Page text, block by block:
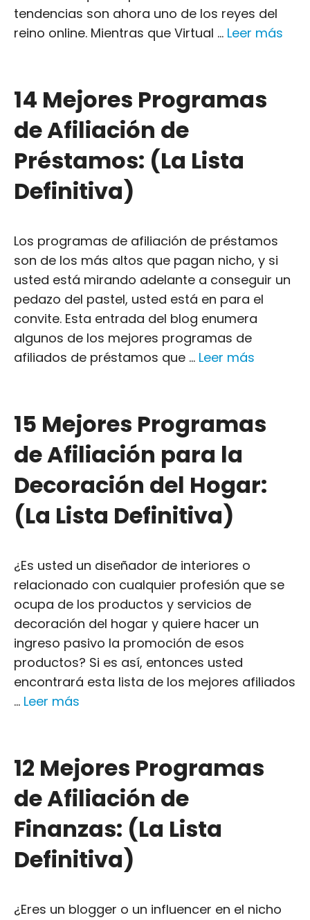
tendencias son ahora uno de los reyes del
reino online. Mientras que Virtual ... Leer más
14 Mejores Programas
de Afiliación de
Préstamos: (La Lista
Definitiva)
Los programas de afiliación de préstamos
son de los más altos que pagan nicho, y si
usted está mirando adelante a conseguir un
pedazo del pastel, usted está en para el
convite. Esta entrada del blog enumera
algunos de los mejores programas de
afiliados de préstamos que ... Leer más
15 Mejores Programas
de Afiliación para la
Decoración del Hogar:
(La Lista Definitiva)
¿Es usted un diseñador de interiores o
relacionado con cualquier profesión que se
ocupa de los productos y servicios de
decoración del hogar y quiere hacer un
ingreso pasivo la promoción de esos
productos? Si es así, entonces usted
encontrará esta lista de los mejores afiliados
... Leer más
12 Mejores Programas
de Afiliación de
Finanzas: (La Lista
Definitiva)
¿Eres un blogger o un influencer en el nicho